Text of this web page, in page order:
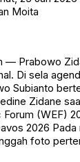
Moita
— Prabowo
Di sela
Subianto
Zidane
(WEF)
2026 Pada
foto